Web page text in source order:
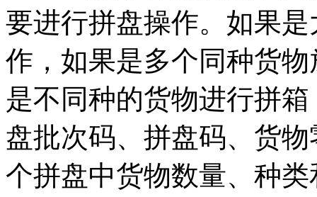
要进行拼盘操作。如果
作，如果是多个同种货
是不同种的货物进行拼
盘批次码、拼盘码、货
个拼盘中货物数量、种